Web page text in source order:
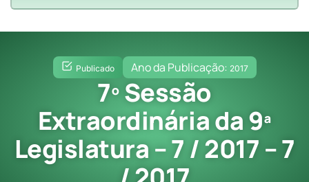
Publicado Ano da Publicação: 2017
7º Sessão
Extraordinária da 9ª
Legislatura – 7 / 2017 – 7